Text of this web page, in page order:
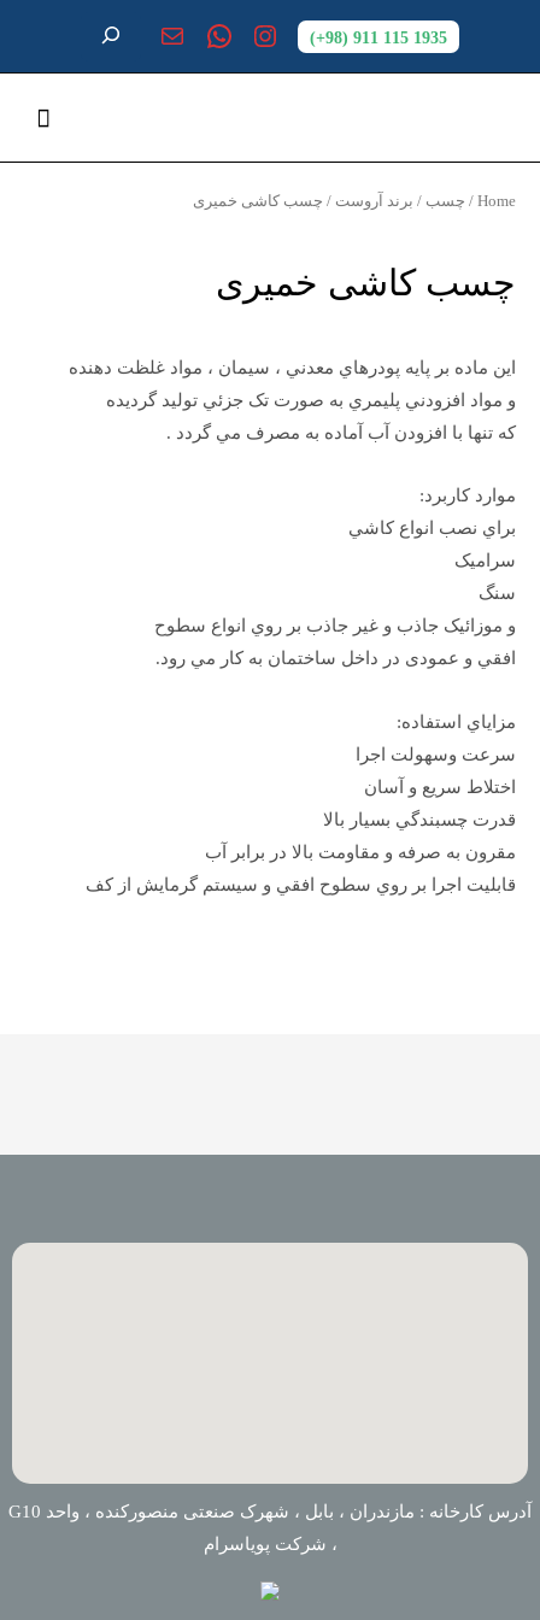
1935 115 911 (98+)
Home
/ چسب / برند آروست / چسب کاشی خمیری
چسب کاشی خمیری
اين ماده بر پايه پودرهاي معدني ، سيمان ، مواد غلظت دهنده
و مواد افزودني پليمري به صورت تک جزئي توليد گرديده
که تنها با افزودن آب آماده به مصرف مي گردد .
موارد کاربرد:
براي نصب انواع کاشي
سراميک
سنگ
و موزائيک جاذب و غير جاذب بر روي انواع سطوح
افقي و عمودی در داخل ساختمان به کار مي رود.
مزاياي استفاده:
سرعت وسهولت اجرا
اختلاط سريع و آسان
قدرت چسبندگي بسيار بالا
مقرون به صرفه و مقاومت بالا در برابر آب
قابليت اجرا بر روي سطوح افقي و سيستم گرمايش از کف
آدرس کارخانه : مازندران ، بابل ، شهرک صنعتی منصورکنده ، واحد G10
، شرکت پویاسرام